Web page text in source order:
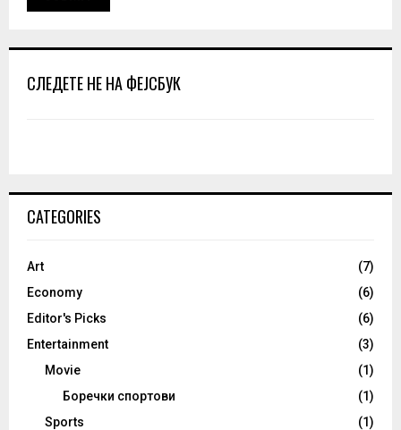
СЛЕДЕТЕ НЕ НА ФЕЈСБУК
CATEGORIES
Art
(7)
Economy
(6)
Editor's Picks
(6)
Entertainment
(3)
Movie
(1)
Боречки спортови
(1)
Sports
(1)